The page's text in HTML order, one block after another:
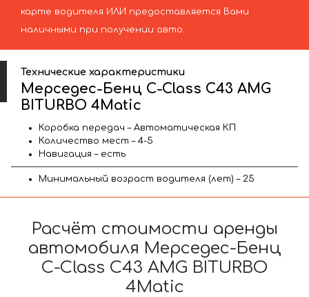
карте водителя ИЛИ предоставляется Вами
наличными при получении авто.
Технические характеристики
Мерседес-Бенц C-Class C43 AMG
BITURBO 4Matic
Коробка передач – Автоматическая КП
Количество мест – 4-5
Навигация – есть
Минимальный возраст водителя (лет) – 25
Расчёт стоимости аренды
автомобиля Мерседес-Бенц
C-Class C43 AMG BITURBO
4Matic